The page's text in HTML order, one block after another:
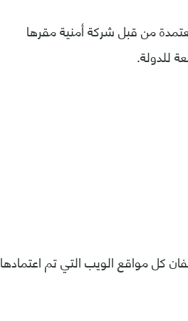
من قبل شركة أمنية مقرها
للدولة.
كل مواقع الويب التي تم اعتمادها